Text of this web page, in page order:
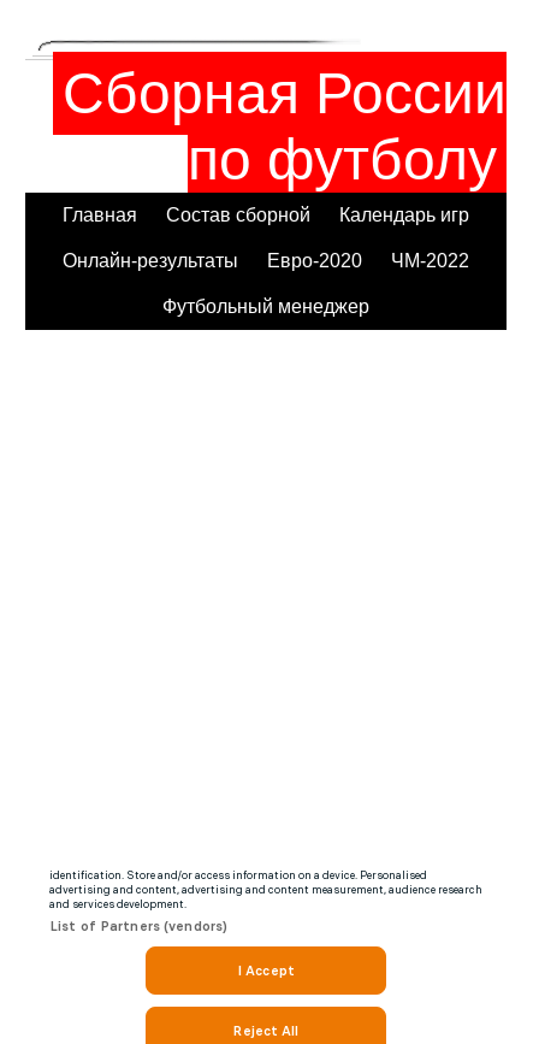
Сборная России
по футболу
Главная Состав сборной Календарь игр
Онлайн-результаты Евро-2020 ЧМ-2022
Футбольный менеджер